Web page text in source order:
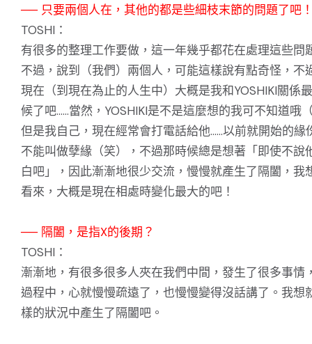
── 只要兩個人在，其他的都是些細枝末節的問題了吧
TOSHI：
有很多的整理工作要做，這一年幾乎都花在處理這些問
不過，說到（我們）兩個人，可能這樣說有點奇怪，不
現在（到現在為止的人生中）大概是我和YOSHIKI關係
候了吧……當然，YOSHIKI是不是這麼想的我可不知道哦
但是我自己，現在經常會打電話給他……以前就開始的緣
不能叫做孽緣（笑），不過那時候總是想著「即使不說
白吧」，因此漸漸地很少交流，慢慢就產生了隔闔，我
看來，大概是現在相處時變化最大的吧！
── 隔闔，是指X的後期？
TOSHI：
漸漸地，有很多很多人夾在我們中間，發生了很多事情
過程中，心就慢慢疏遠了，也慢慢變得沒話講了。我想
樣的狀況中產生了隔闔吧。